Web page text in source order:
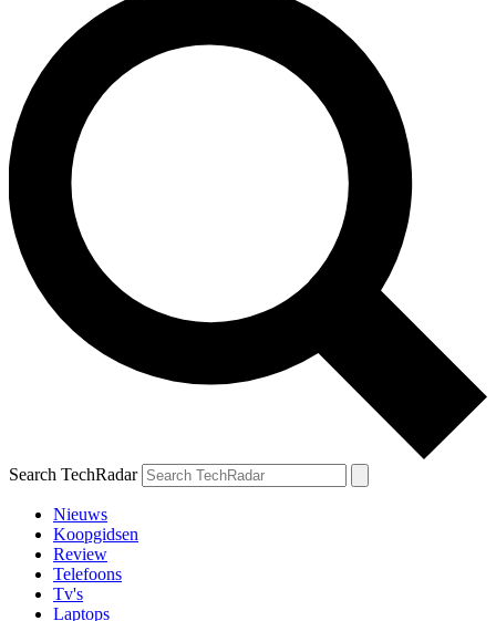
Search TechRadar
Nieuws
Koopgidsen
Review
Telefoons
Tv's
Laptops